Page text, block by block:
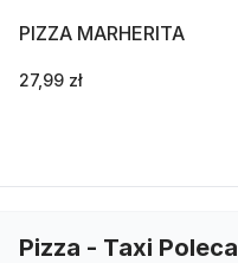
PIZZA MARHERITA
27,99 zł
Pizza - Taxi Poleca